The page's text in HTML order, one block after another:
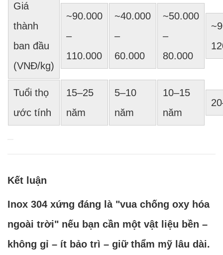
Giá
thành
ban đầu
(VNĐ/kg)
~90.000
–
110.000
~40.000
–
60.000
~50.000
–
80.000
Tuổi thọ
ước tính
15–25
năm
5–10
năm
10–15
năm
Kết luận
Inox 304 xứng đáng là "vua chống oxy hóa
ngoài trời" nếu bạn cần một vật liệu bền –
không gỉ – ít bảo trì – giữ thẩm mỹ lâu dài.